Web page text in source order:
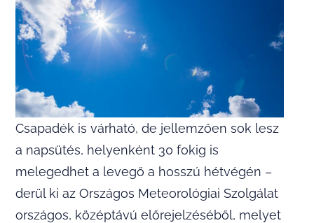
Csapadék is várható, de jellemzően sok lesz
a napsütés, helyenként 30 fokig is
melegedhet a levegő a hosszú hétvégén –
derül ki az Országos Meteorológiai Szolgálat
országos, középtávú előrejelzéséből, melyet